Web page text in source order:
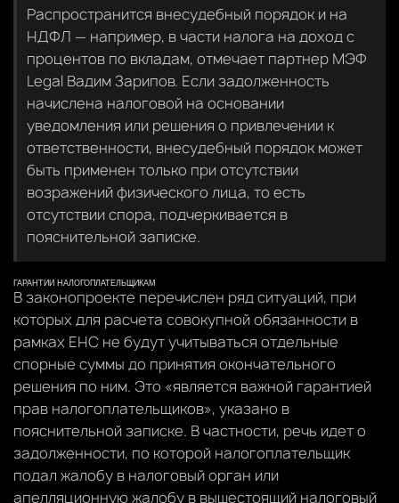
Распространится внесудебный порядок и на
НДФЛ — например, в части налога на доход с
процентов по вкладам, отмечает партнер МЭФ
Legal Вадим Зарипов. Если задолженность
начислена налоговой на основании
уведомления или решения о привлечении к
ответственности, внесудебный порядок может
быть применен только при отсутствии
возражений физического лица, то есть
отсутствии спора, подчеркивается в
пояснительной записке.
ГАРАНТИИ НАЛОГОПЛАТЕЛЬЩИКАМ
В законопроекте перечислен ряд ситуаций, при
которых для расчета совокупной обязанности в
рамках ЕНС не будут учитываться отдельные
спорные суммы до принятия окончательного
решения по ним. Это «является важной гарантией
прав налогоплательщиков», указано в
пояснительной записке. В частности, речь идет о
задолженности, по которой налогоплательщик
подал жалобу в налоговый орган или
апелляционную жалобу в вышестоящий налоговый